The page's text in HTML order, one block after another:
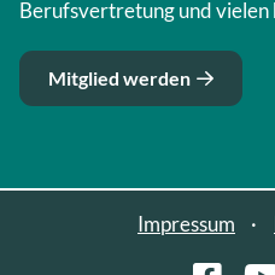
Berufsvertretung und vielen
Mitglied werden
Impressum